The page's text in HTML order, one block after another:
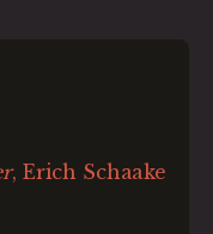
, Erich Schaake